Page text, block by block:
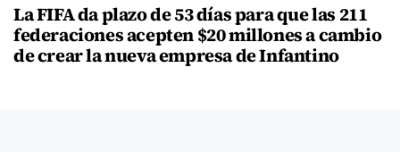
La FIFA da plazo de 53 días para que las 211
federaciones acepten $20 millones a cambio
de crear la nueva empresa de Infantino